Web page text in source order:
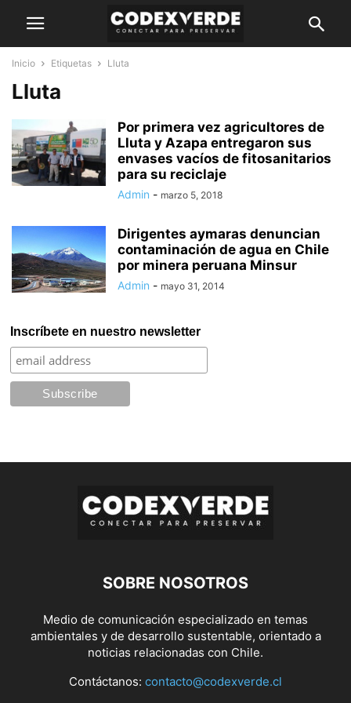
Inicio Etiquetas Lluta
Lluta
Por primera vez agricultores de
Lluta y Azapa entregaron sus
envases vacíos de fitosanitarios
para su reciclaje
Admin - marzo 5, 2018
Dirigentes aymaras denuncian
contaminación de agua en Chile
por minera peruana Minsur
Admin - mayo 31, 2014
Inscríbete en nuestro newsletter
SOBRE NOSOTROS
Medio de comunicación especializado en temas
ambientales y de desarrollo sustentable, orientado a
noticias relacionadas con Chile.
Contáctanos: contacto@codexverde.cl